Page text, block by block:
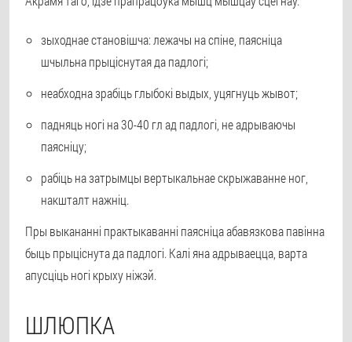
зыходнае становішча: лежачы на спіне, паясніца
шчыльна прыціснутая да падлогі;
неабходна зрабіць глыбокі выдых, уцягнуць жывот;
падняць ногі на 30-40 гл ад падлогі, не адрываючы
паясніцу;
рабіць на затрымцы вертыкальнае скрыжаванне ног,
накшталт нажніц.
Пры выкананні практыкаванні паясніца абавязкова павінна
быць прыціснута да падлогі. Калі яна адрываецца, варта
апусціць ногі крыху ніжэй.
ШЛЮПКА